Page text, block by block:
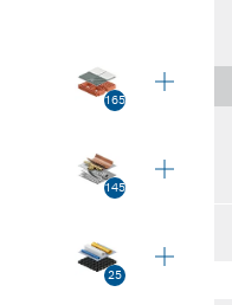
165
145
25